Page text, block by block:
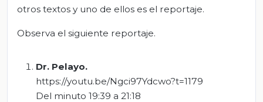
otros textos y uno de ellos es el reportaje.
Observa el siguiente reportaje.
Dr. Pelayo.
https://youtu.be/Ngci97Ydcwo?t=1179
Del minuto 19:39 a 21:18